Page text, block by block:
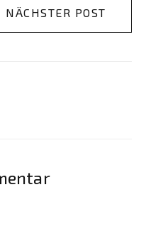
NÄCHSTER POST